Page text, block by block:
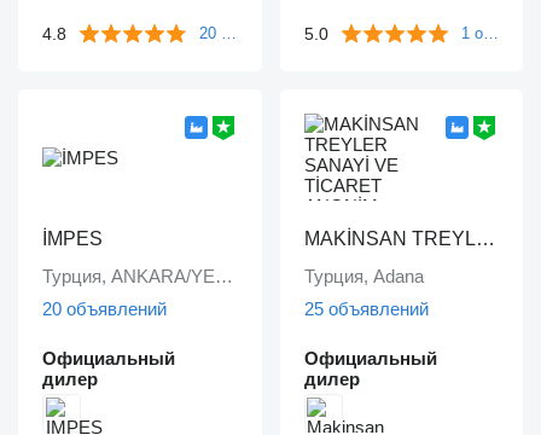
4.8 20 отзывов 5.0 1 отзыв
İMPES
Турция, ANKARA/YENİMAHALLE
20 объявлений
Официальный
дилер
MAKİNSAN TREYLER SANAYİ VE TİCARET ANONİM ŞİRKETİ
Турция, Adana
25 объявлений
Официальный
дилер